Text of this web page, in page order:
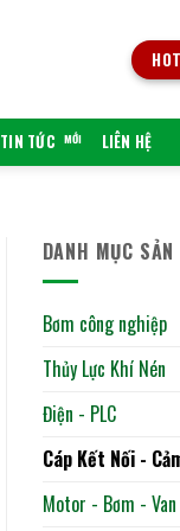
TIN TỨC LIÊN HỆ
DANH MỤC
Bơm công nghiệp
Thủy Lực Khí Nén
Điện - PLC
Cáp Kết Nối -
Motor - Bơm - Van